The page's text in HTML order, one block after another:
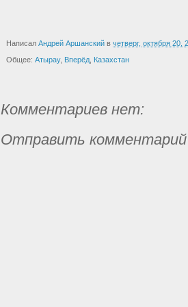
Написал Андрей Аршанский в четверг, октября 20,
Общее: Атырау, Вперёд Казахстан
Комментариев нет:
Отправить комментарий